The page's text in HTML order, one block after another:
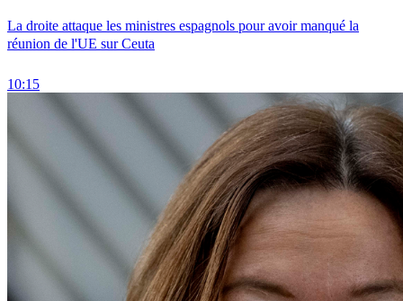
La droite attaque les ministres espagnols pour avoir manqué la
réunion de l'UE sur Ceuta
10:15